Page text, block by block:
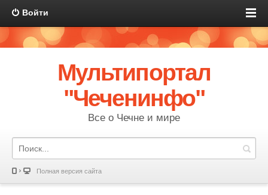
Войти
Мультипортал
"Чеченинфо"
Все о Чечне и мире
Полная версия сайта